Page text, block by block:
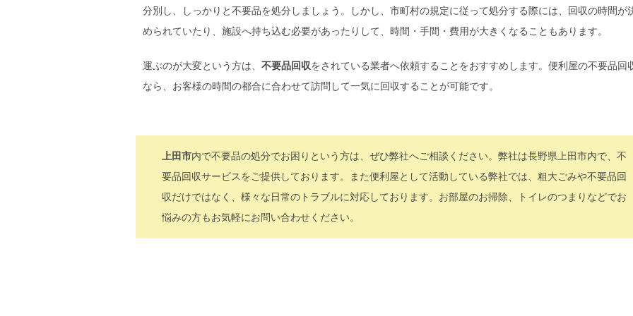
分別し、しっかりと不要品を処分しましょう。しかし、市町村の規定に従って処分する際には、回収の時間が
められていたり、施設へ持ち込む必要があったりして、時間・手間・費用が大きくなることもあります。
運ぶのが大変という方は、 不要品回収をされている業者へ依頼することをおすすめします。便利屋の不要品回
なら、お客様の時間の都合に合わせて訪問して一気に回収することが可能です。
上田市内で不要品の処分でお困りという方は、ぜひ弊社へご相談ください。弊社は長野県上田市内で、不
要品回収サービスをご提供しております。また便利屋として活動している弊社では、 粗大ごみや不要品回
収だけではなく、様々な日常のトラブルに対応しております。お部屋のお掃除、トイレのつまりなどでお
悩みの方もお気軽にお問い合わせください。